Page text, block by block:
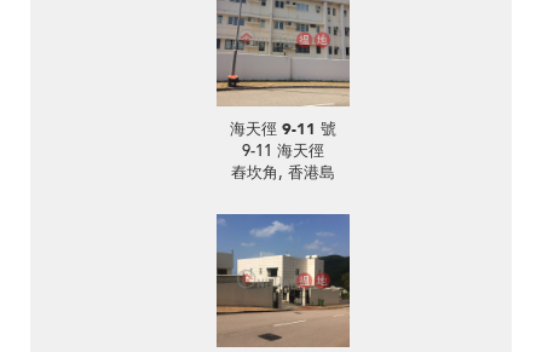
海天徑 9-11 號
9-11 海天徑
舂坎角, 香港島